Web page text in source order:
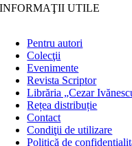
INFORMAŢII UTILE
Pentru autori
Colecţii
Evenimente
Revista Scriptor
Librăria „Cezar
Rețea distribuție
Contact
Condiţii de utilizare
Politică de